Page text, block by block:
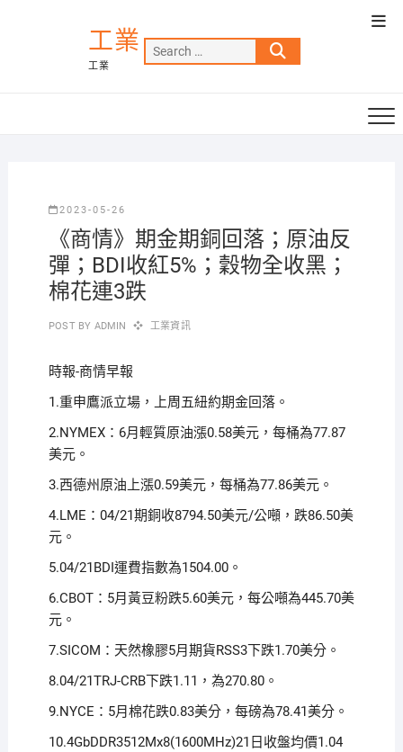
工業
工業
Search
…
2023-05-26
《商情》期金期銅回落；原油反
彈；BDI收紅5%；穀物全收黑；
棉花連3跌
POST BY ADMIN 工業資訊
時報-商情早報
1.重申鷹派立場，上周五紐約期金回落。
2.NYMEX：6月輕質原油漲0.58美元，每桶為77.87
美元。
3.西德州原油上漲0.59美元，每桶為77.86美元。
4.LME：04/21期銅收8794.50美元/公噸，跌86.50美
元。
5.04/21BDI運費指數為1504.00。
6.CBOT：5月黃豆粉跌5.60美元，每公噸為445.70美
元。
7.SICOM：天然橡膠5月期貨RSS3下跌1.70美分。
8.04/21TRJ-CRB下跌1.11，為270.80。
9.NYCE：5月棉花跌0.83美分，每磅為78.41美分。
10.4GbDDR3512Mx8(1600MHz)21日收盤均價1.04